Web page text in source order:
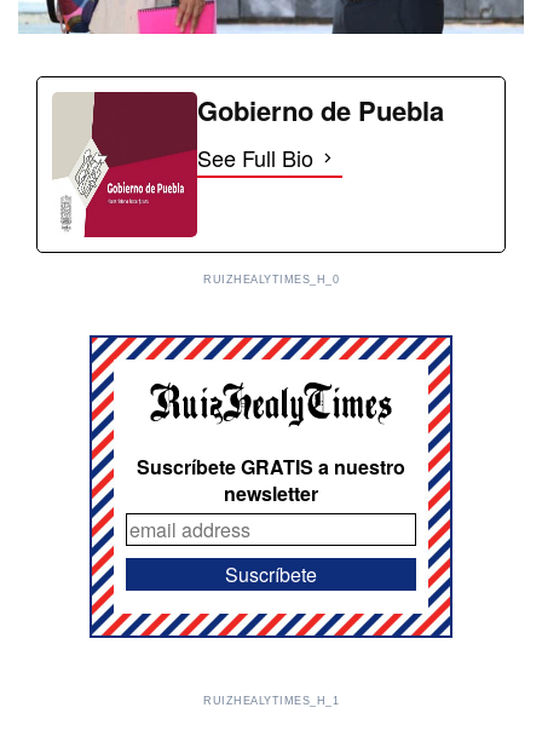
Gobierno de Puebla
See Full Bio
RUIZHEALYTIMES_H_0
Suscríbete GRATIS a nuestro
newsletter
RUIZHEALYTIMES_H_1